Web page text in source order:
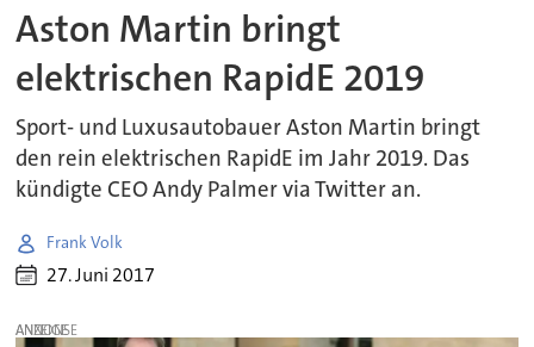
Aston Martin bringt
elektrischen RapidE 2019
Sport- und Luxusautobauer Aston Martin bringt
den rein elektrischen RapidE im Jahr 2019. Das
kündigte CEO Andy Palmer via Twitter an.
Frank Volk
27. Juni 2017
ANZEIGE